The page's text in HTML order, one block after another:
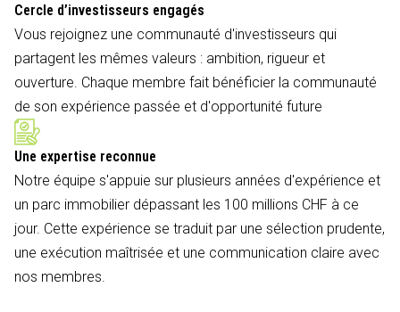
Cercle d’investisseurs engagés
Vous rejoignez une communauté d'investisseurs qui
partagent les mêmes valeurs : ambition, rigueur et
ouverture. Chaque membre fait bénéficier la communauté
de son expérience passée et d'opportunité future
Une expertise reconnue
Notre équipe s'appuie sur plusieurs années d'expérience et
un parc immobilier dépassant les 100 millions CHF à ce
jour. Cette expérience se traduit par une sélection prudente,
une exécution maîtrisée et une communication claire avec
nos membres.